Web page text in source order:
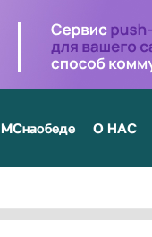
МСнаобеде О НАС